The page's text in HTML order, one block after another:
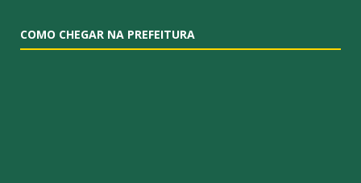
COMO CHEGAR NA PREFEITURA